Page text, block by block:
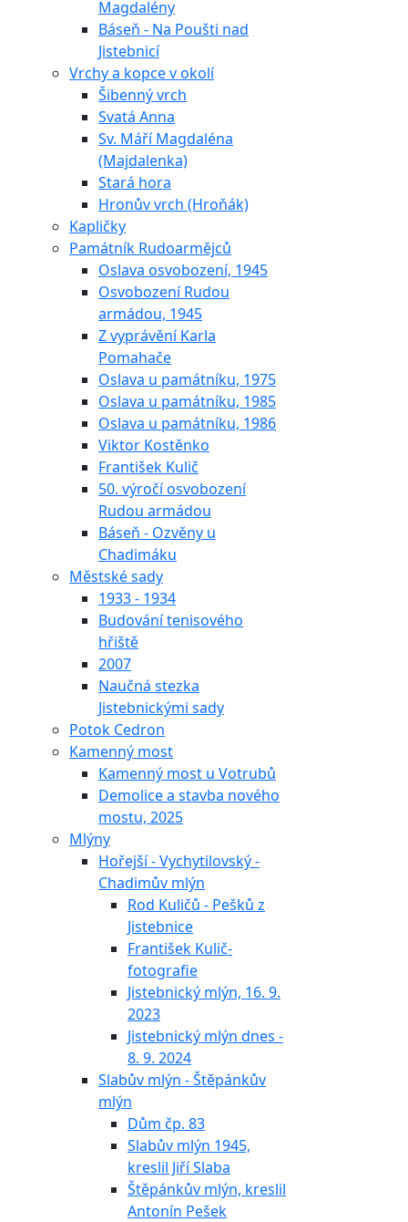
Magdalény
Báseň - Na Poušti nad
Jistebnicí
Vrchy a kopce v okolí
Šibenný vrch
Svatá Anna
Sv. Máří Magdaléna
(Majdalenka)
Stará hora
Hronův vrch (Hroňák)
Kapličky
Památník Rudoarmějců
Oslava osvobození, 1945
Osvobození Rudou
armádou, 1945
Z vyprávění Karla
Pomahače
Oslava u památníku, 1975
Oslava u památníku, 1985
Oslava u památníku, 1986
Viktor Kostěnko
František Kulič
50. výročí osvobození
Rudou armádou
Báseň - Ozvěny u
Chadimáku
Městské sady
1933 - 1934
Budování tenisového
hřiště
2007
Naučná stezka
Jistebnickými sady
Potok Cedron
Kamenný most
Kamenný most u Votrubů
Demolice a stavba nového
mostu, 2025
Mlýny
Hořejší - Vychytilovský -
Chadimův mlýn
Rod Kuličů - Pešků z
Jistebnice
František Kulič-
fotografie
Jistebnický mlýn, 16. 9.
2023
Jistebnický mlýn dnes -
8. 9. 2024
Slabův mlýn - Štěpánkův
mlýn
Dům čp. 83
Slabův mlýn 1945,
kreslil Jiří Slaba
Štěpánkův mlýn, kreslil
Antonín Pešek